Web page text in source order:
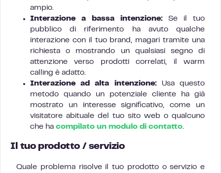
ampio.
Interazione a bassa intenzione:Se il tuo
pubblico di riferimento ha avuto qualche
interazione con il tuo brand, magari tramite una
richiesta o mostrando un qualsiasi segno di
attenzione verso prodotti correlati, il warm
calling è adatto.
Interazione ad alta intenzione:Usa questo
metodo quando un potenziale cliente ha già
mostrato un interesse significativo, come un
visitatore abituale del tuo sito web o qualcuno
che ha compilato un modulo di contatto.
Il tuo prodotto / servizio
Quale problema risolve il tuo prodotto o servizio e